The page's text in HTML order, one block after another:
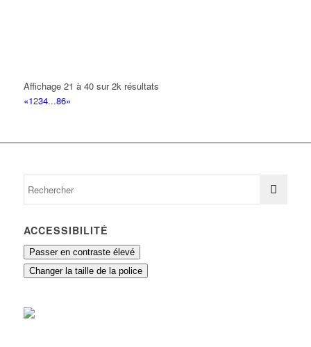
Affichage 21 à 40 sur 2k résultats
«1234...86»
ACCESSIBILITÉ
Passer en contraste élevé
Changer la taille de la police